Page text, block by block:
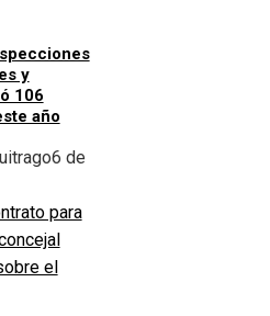
y
106
año
6 de